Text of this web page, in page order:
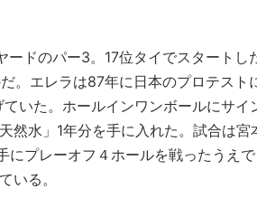
ドのパー3。17位タイでスタートし
。エレラは87年に日本のプロテスト
いた。ホールインワンボールにサイ
然水」1年分を手に入れた。試合は宮
にプレーオフ４ホールを戦ったうえで
いる。